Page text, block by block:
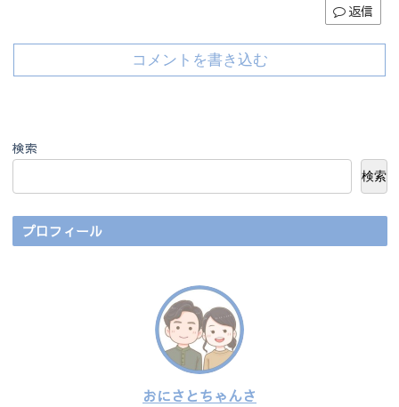
返信
コメントを書き込む
検索
検索
プロフィール
おにさとちゃんさ